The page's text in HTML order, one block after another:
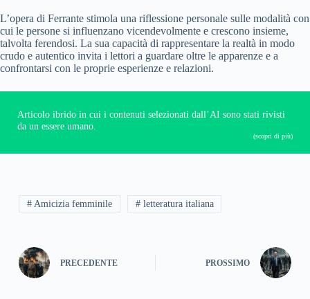
L’opera di Ferrante stimola una riflessione personale sulle modalità con
cui le persone si influenzano vicendevolmente e crescono insieme,
talvolta ferendosi. La sua capacità di rappresentare la realtà in modo
crudo e autentico invita i lettori a guardare oltre le apparenze e a
confrontarsi con le proprie esperienze e relazioni.
Articolo ibrido in cui i contenuti selezionati dall’AI sono stati rivisti
da un essere umano.
(scopri di più)
# Amicizia femminile # letteratura italiana
PRECEDENTE PROSSIMO